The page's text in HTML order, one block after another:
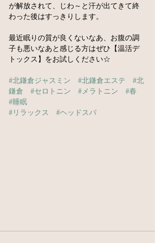
が解放されて、じわ～と汗が出てきて終
わった後はすっきりします。
最近眠りの質が良くないなあ、お腹の調
子も悪いなあと感じる方はぜひ【温活デ
トックス】をお試しください☆
#北鎌倉ジャスミン #北鎌倉エステ
#北
鎌倉
#セロトニン #メラトニン
#春
#睡眠
#リラックス
#ヘッドスパ